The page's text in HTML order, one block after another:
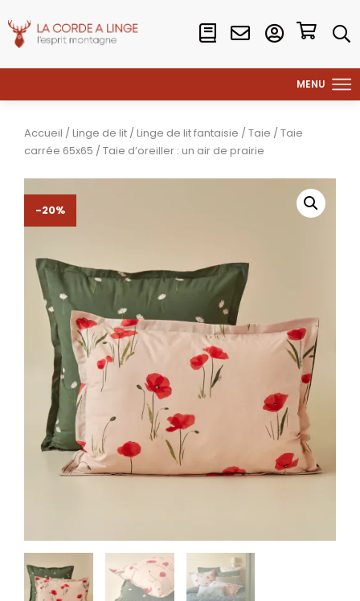
Accueil / Linge de lit / Linge de lit fantaisie /Taie /Taie
carrée 65x65 / Taie d’oreiller : un air de prairie
-20%